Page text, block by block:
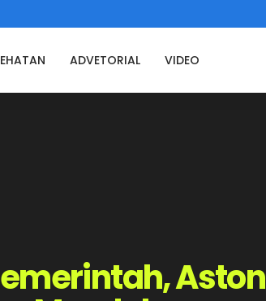
ADVETORIAL VIDEO
Aston